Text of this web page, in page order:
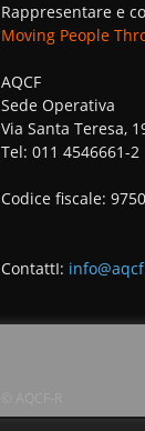
Rappresentare e
Moving People
AQCF
Sede Operativa
Via Santa Teresa,
Tel: 011 4546661-2
Codice fiscale:
ContattI: